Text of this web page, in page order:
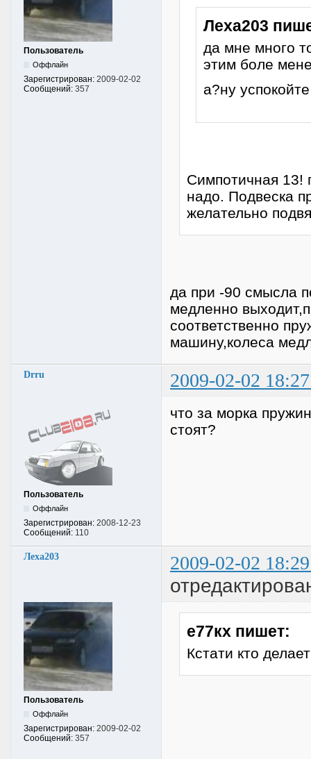
Пользователь
Оффлайн
Зарегистрирован: 2009-02-02
Сообщений: 357
Леха203
да мне много
этим боле
а?ну
Симпотичная 13!
надо. Подвеска
желательно
да при -90 смысла
медленно
соответственно
машину,колеса
Drru 2009-02-02
Пользователь
Оффлайн
Зарегистрирован: 2008-12-23
Сообщений: 110
что за морка
стоят?
Леха203 2009-02-02
Пользователь
Оффлайн
Зарегистрирован: 2009-02-02
Сообщений: 357
е77кх пишет:
Кстати кто